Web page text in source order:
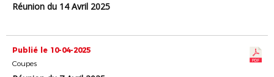
Réunion du 14 Avril 2025
Publié le 10-04-2025
Coupes